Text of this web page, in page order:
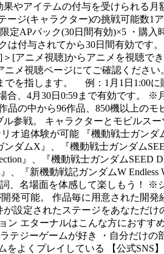
やアイテムの付与を受けられる
ジ(キャラクター)の挑戦可能数1
APパック(30日間有効)×5 ・購入
は付与されてから30日間有効です
[アニメ視聴]からアニメを視聴で
メ視聴ページにてご確認くださ
を指します。 例：1月1日1:00に
、4月30日0:59まで有効です。 ※
品の中から96作品、850機以上のモ
参戦。 キャラクターとモビルス
オ追体験が可能 『機動戦士ガンダ
ダムX』、『機動戦士ガンダム
』、『機動戦士ガンダムSEED
『新機動戦記ガンダムW Endless
、名場面を体感して楽しもう！ ※
発可能。 作品毎に用意された開発
設定されたステージをあなただけ
エターナルはこんな方におすす
テジーゲームが好き ・自分だけの
よくプレイしている 【公式SNS